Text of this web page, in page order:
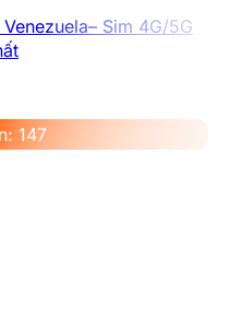
Sim 4G/5G
147